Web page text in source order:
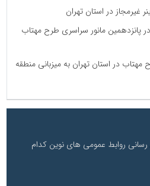
غیرمجاز در پانزدهمین مانور سراسری طرح مهتاب
در استان تهران به میزبانی منطقه
رسانی روابط عمومی های نوین کدام